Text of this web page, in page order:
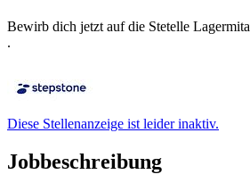
Bewirb dich jetzt auf die Stetelle
.
Diese Stellenanzeige ist leider inaktiv.
Jobbeschreibung